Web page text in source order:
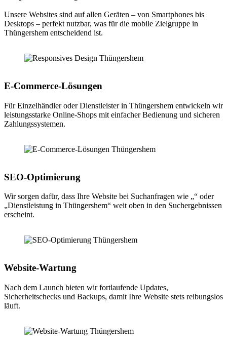
Unsere Websites sind auf allen Geräten – von Smartphones bis
Desktops – perfekt nutzbar, was für die mobile Zielgruppe in
Thüngershem entscheidend ist.
E-Commerce-Lösungen
Für Einzelhändler oder Dienstleister in Thüngershem entwickeln wir
leistungsstarke Online-Shops mit einfacher Bedienung und sicheren
Zahlungssystemen.
SEO-Optimierung
Wir sorgen dafür, dass Ihre Website bei Suchanfragen wie „“ oder
„Dienstleistung in Thüngershem“ weit oben in den Suchergebnissen
erscheint.
Website-Wartung
Nach dem Launch bieten wir fortlaufende Updates,
Sicherheitschecks und Backups, damit Ihre Website stets reibungslos
läuft.